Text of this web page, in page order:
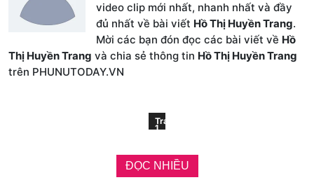
video clip mới nhất, nhanh nhất và đầy
đủ nhất về bài viết Hồ Thị Huyền Trang.
Mời các bạn đón đọc các bài viết về Hồ
Thị Huyền Trang và chia sẻ thông tin Hồ Thị Huyền Trang
trên PHUNUTODAY.VN
Trang
1
ĐỌC NHIỀU